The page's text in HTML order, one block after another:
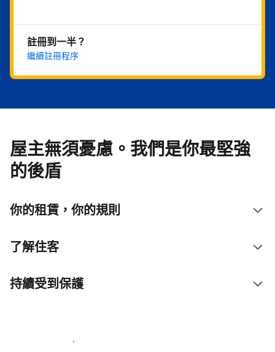
註冊到一半？
繼續註冊程序
屋主無須憂慮。我們是你最堅強
的後盾
你的租賃，你的規則
了解住客
持續受到保護
今天就和我們一起當屋主